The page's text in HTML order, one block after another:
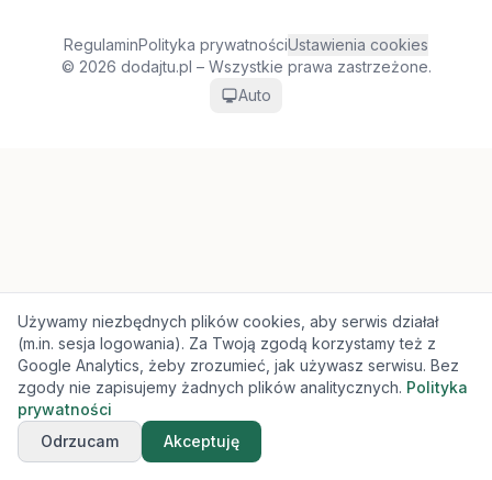
RegulaminPolityka prywatnościUstawienia cookies
© 2026 dodajtu.pl – Wszystkie prawa zastrzeżone.
Auto
Używamy niezbędnych plików cookies, aby serwis działał
(m.in. sesja logowania). Za Twoją zgodą korzystamy też z
Google Analytics, żeby zrozumieć, jak używasz serwisu. Bez
zgody nie zapisujemy żadnych plików analitycznych. Polityka
prywatności
Odrzucam
Akceptuję